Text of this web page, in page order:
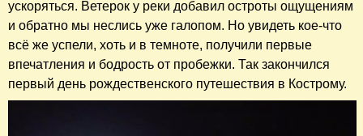
ускоряться. Ветерок у реки добавил остроты ощущениям
и обратно мы неслись уже галопом. Но увидеть кое-что
всё же успели, хоть и в темноте, получили первые
впечатления и бодрость от пробежки. Так закончился
первый день рождественского путешествия в Кострому.